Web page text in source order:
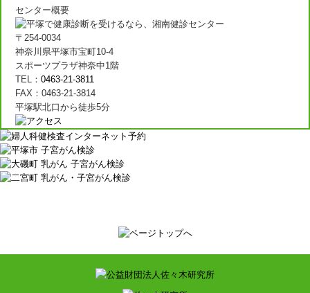
センター概要
〒254-0034
神奈川県平塚市宝町10-4
スポーツプラザ神奈中1階
TEL： 0463-21-3811
FAX：0463-21-3814
平塚駅北口から徒歩5分